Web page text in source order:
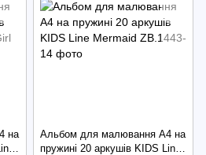
на
Альбом для малювання А4 на
пружині 20 аркушів KIDS Line